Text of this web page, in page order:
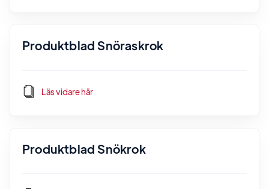
Produktblad Snöraskrok
Läs vidare här
Produktblad Snökrok